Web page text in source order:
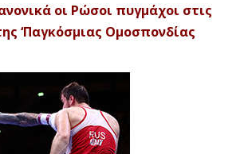
οι Ρώσοι πυγμάχοι στις
‘Παγκόσμιας Ομοσπονδίας